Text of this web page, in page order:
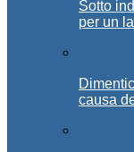
Sotto
per un
causa